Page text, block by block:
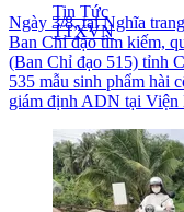
Ngày 3/8, tại Nghĩa
Ban Chỉ đạo tìm kiếm,
(Ban Chỉ đạo 515) tỉnh
535 mẫu sinh phẩm hài
giám định ADN tại Viện